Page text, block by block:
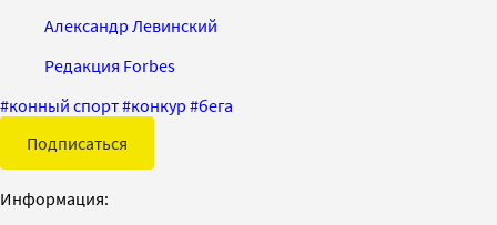
Александр Левинский
Редакция Forbes
#конный спорт#конкур #бега
Подписаться
Информация: